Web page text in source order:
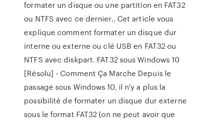
formater un disque ou une partition en FAT32
ou NTFS avec ce dernier.. Cet article vous
explique comment formater un disque dur
interne ou externe ou clé USB en FAT32 ou
NTFS avec diskpart. FAT32 sous Windows 10
[Résolu] - Comment Ça Marche Depuis le
passage sous Windows 10, il n'y a plus la
possibilité de formater un disque dur externe
sous le format FAT32 (on ne peut avoir que